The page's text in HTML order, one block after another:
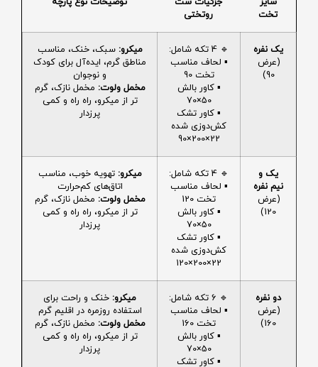
تخت
روتختی
یک نفره
(عرض
90)
🔹 4 تکه شامل:
▪️ لحاف مناسب
تخت 90
▪️ کاور بالش
50×70
▪️ کاور تشک
کش‌دوزی شده
22×200×90
میکرو: سبک، خنک، مناسب
مناطق گرم، ایده‌آل برای کودک
و نوجوان
مخمل ولوت: مخمل نازک، گرم
تر از میکرو، راه راه و کمی
پرزدار
یک و
نیم نفره
(عرض
120)
🔹 4 تکه شامل:
▪️ لحاف مناسب
تخت 120
▪️ کاور بالش
50×70
▪️ کاور تشک
کش‌دوزی شده
22×200×120
میکرو: تهویه خوب، مناسب
اتاق‌های کم‌حرارت
مخمل ولوت: مخمل نازک، گرم
تر از میکرو، راه راه و کمی
پرزدار
دو نفره
(عرض
160)
🔹 6 تکه شامل:
▪️ لحاف مناسب
تخت 160
▪️ کاور بالش
50×70
▪️ کاور تشک
میکرو: خنک و راحت برای
استفاده روزمره در اقلیم گرم
مخمل ولوت: مخمل نازک، گرم
تر از میکرو، راه راه و کمی
پرزدار